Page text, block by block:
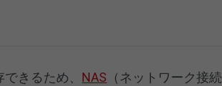
きるため、 NAS （ネットワーク接続